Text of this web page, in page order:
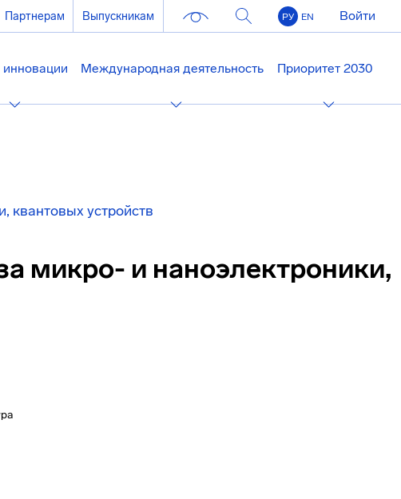
Партнерам Выпускникам РУ EN Войти
Международная деятельность Приоритет 2030
квантовых устройств
микро- и наноэлектроники,